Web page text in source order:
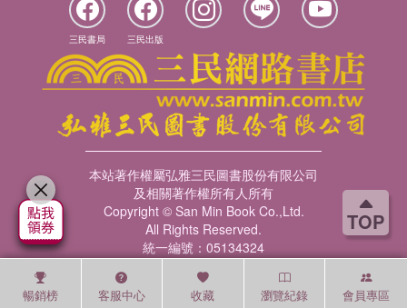
TOP
暢銷榜 客服中心 收藏 瀏覽紀錄 會員專區
三民書局 三民出版
本站著作權屬弘雅三民圖書股份有限公司
及相關著作權所有人所有
Copyright © San Min Book Co.,Ltd.
All Rights Reserved.
統一編號：05134324